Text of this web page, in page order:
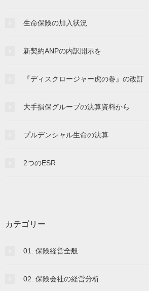
生命保険の加入状況
新契約ANPの内訳開示を
『ディスクロージャー虎の巻』の改訂
大手損保グループの決算資料から
プルデンシャル生命の決算
2つのESR
カテゴリー
01. 保険経営全般
02. 保険会社の経営分析